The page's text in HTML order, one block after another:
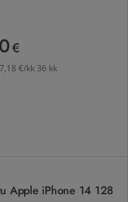
€
7,18 €/kk 36 kk
Apple iPhone 14 128